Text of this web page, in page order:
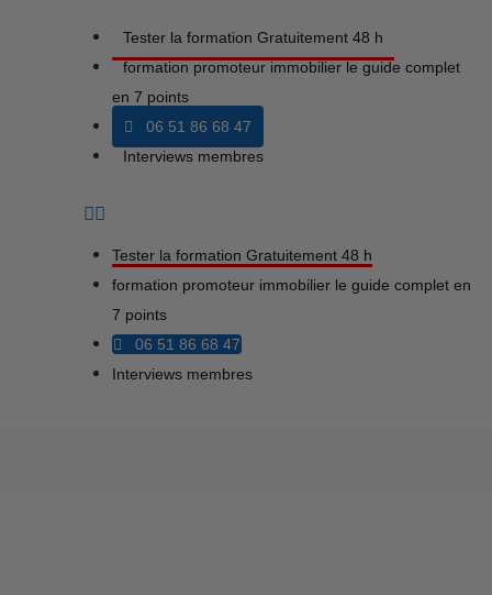
Tester la formation Gratuitement 48 h
formation promoteur immobilier le guide complet
en 7 points
06 51 86 68 47
Interviews membres
Tester la formation Gratuitement 48 h
formation promoteur immobilier le guide complet en
7 points
06 51 86 68 47
Interviews membres